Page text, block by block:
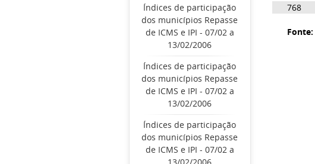
Índices de participação
dos municípios Repasse
de ICMS e IPI - 07/02 a
13/02/2006
Índices de participação
dos municípios Repasse
de ICMS e IPI - 07/02 a
13/02/2006
Índices de participação
dos municípios Repasse
de ICMS e IPI - 07/02 a
768
Fonte: